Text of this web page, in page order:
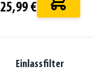
25,99 €
Einlassfilter